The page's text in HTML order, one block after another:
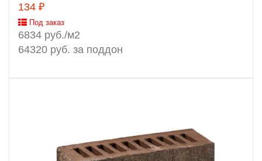
134 ₽
Под заказ
6834 руб./м2
64320 руб. за поддон